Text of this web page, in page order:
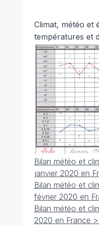
Climat, météo et
températures et
Bilan météo et
janvier 2020 en
Bilan météo et
février 2020 en
Bilan météo et
2020 en France